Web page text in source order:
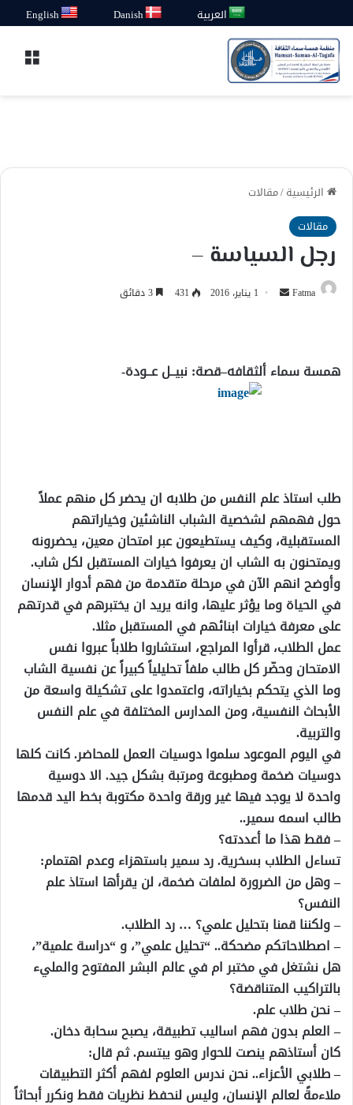
العربية Danish
English
الرئيسية/مقالات
مقالات
رجل السياسة –
Fatma
أرسل 1 يناير، 2016 431
همسة سماء ألثقافه–قصة: نبيــل عــودة-
طلب استاذ علم النفس من طلابه ان يحضر كل منهم عملاً
حول فهمهم لشخصية الشباب الناشئين وخياراتهم
المستقبلية، وكيف يستطيعون عبر امتحان معين، يحضرونه
ويمتحنون به الشاب ان يعرفوا خيارات المستقبل لكل شاب.
وأوضح انهم الآن في مرحلة متقدمة من فهم أدوار الإنسان
في الحياة وما يؤثر عليها، وانه يريد ان يختبرهم في قدرتهم
على معرفة خيارات ابنائهم في المستقبل مثلا.
عمل الطلاب، قرأوا المراجع، استشاروا طلاباً عبروا نفس
الامتحان وحضّر كل طالب ملفاً تحليلياً كبيراً عن نفسية الشاب
وما الذي يتحكم بخياراته، واعتمدوا على تشكيلة واسعة من
الأبحاث النفسية، ومن المدارس المختلفة في علم النفس
والتربية.
في اليوم الموعود سلموا دوسيات العمل للمحاضر. كانت كلها
دوسيات ضخمة ومطبوعة ومرتبة بشكل جيد. الا دوسية
واحدة لا يوجد فيها غير ورقة واحدة مكتوبة بخط اليد قدمها
طالب اسمه سمير..
– فقط هذا ما أعددته؟
تساءل الطلاب بسخرية. رد سمير باستهزاء وعدم اهتمام:
– وهل من الضرورة لملفات ضخمة، لن يقرأها استاذ علم
النفس؟
– ولكننا قمنا بتحليل علمي؟ … رد الطلاب.
– اصطلاحاتكم مضحكة.. “تحليل علمي”، و “دراسة علمية”،
هل نشتغل في مختبر ام في عالم البشر المفتوح والمليء
بالتراكيب المتناقضة؟
– نحن طلاب علم.
– العلم بدون فهم اساليب تطبيقة، يصبح سحابة دخان.
كان أستاذهم ينصت للحوار وهو يبتسم. ثم قال:
– طلابي الأعزاء.. نحن ندرس العلوم لفهم أكثر التطبيقات
ملاءمةً لعالم الإنسان، وليس لنحفظ نظريات فقط ونكرر أبحاثاً